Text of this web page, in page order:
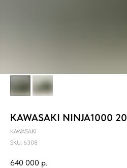
KAWASAKI NINJA1000
KAWASAKI
SKU: 6308
640 000 р.